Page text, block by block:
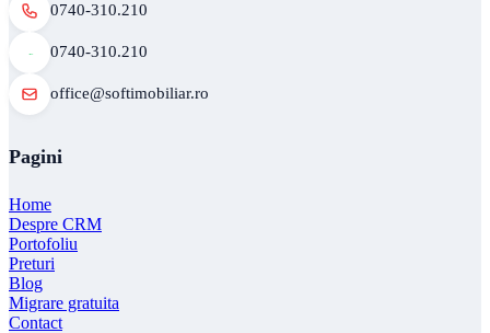
0740-310.210
0740-310.210
office@softimobiliar.ro
Pagini
Home
Despre CRM
Portofoliu
Preturi
Blog
Migrare gratuita
Contact